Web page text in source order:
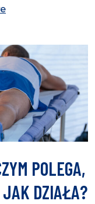
POLEGA,
JAK DZIAŁA?